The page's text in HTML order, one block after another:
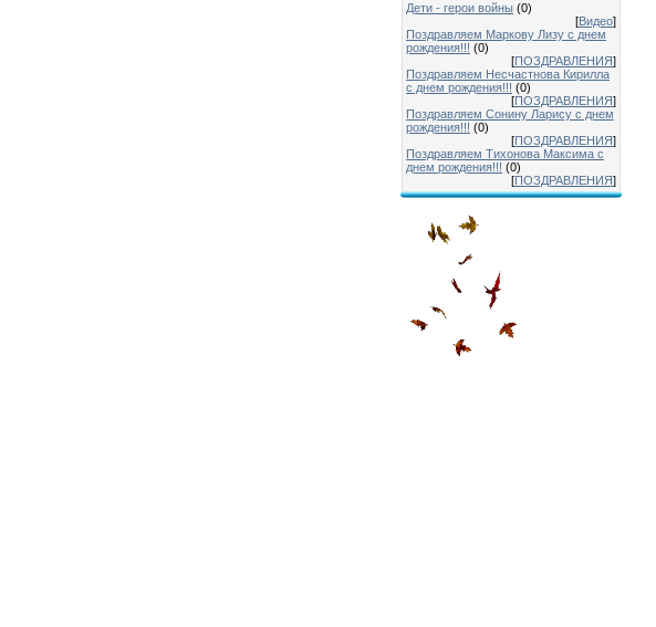
Дети - герои войны (0)
[Видео]
Поздравляем Маркову Лизу с днем
рождения!!! (0)
[ПОЗДРАВЛЕНИЯ]
Поздравляем Несчастнова Кирилла
с днем рождения!!! (0)
[ПОЗДРАВЛЕНИЯ]
Поздравляем Сонину Ларису с днем
рождения!!! (0)
[ПОЗДРАВЛЕНИЯ]
Поздравляем Тихонова Максима с
днем рождения!!! (0)
[ПОЗДРАВЛЕНИЯ]